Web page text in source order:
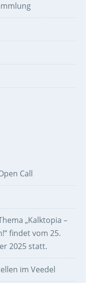
Call
„Kalktopia –
findet vom 25.
2025 statt.
im Veedel